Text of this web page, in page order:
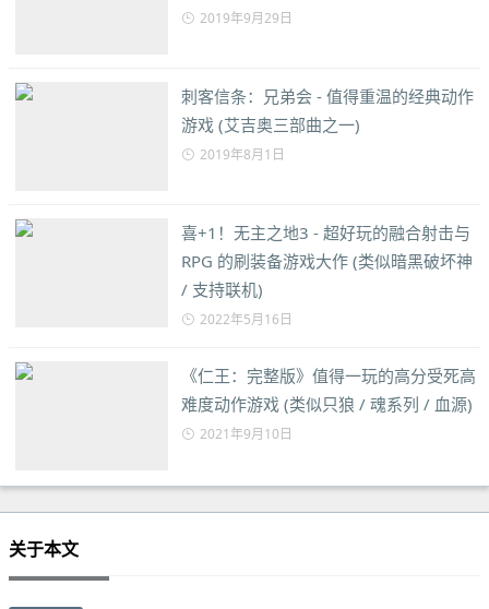
2019年9月29日
刺客信条：兄弟会 - 值得重温的经典动作
游戏 (艾吉奥三部曲之一)
2019年8月1日
喜+1！无主之地3 - 超好玩的融合射击与
RPG 的刷装备游戏大作 (类似暗黑破坏神
/ 支持联机)
2022年5月16日
《仁王：完整版》值得一玩的高分受死高
难度动作游戏 (类似只狼 / 魂系列 / 血源)
2021年9月10日
关于本文